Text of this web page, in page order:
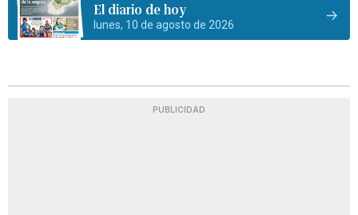
El diario de hoy
lunes, 10 de agosto de 2026
PUBLICIDAD